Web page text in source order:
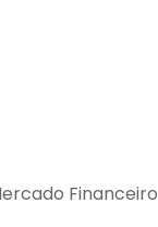
Financeiro